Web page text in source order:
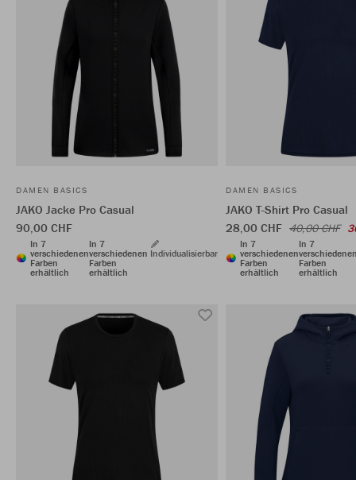
DAMEN BASICS
JAKO Jacke Pro Casual
90,00 CHF
In 7
verschiedenen
Farben
erhältlich
In 7
verschiedenen
Farben
erhältlich
Individualisierbar
DAMEN BASICS
JAKO T-Shirt Pro Casual
28,00 CHF 40,00 CHF
In 7
verschiedenen
Farben
erhältlich
In 7
Farben
erhältlich